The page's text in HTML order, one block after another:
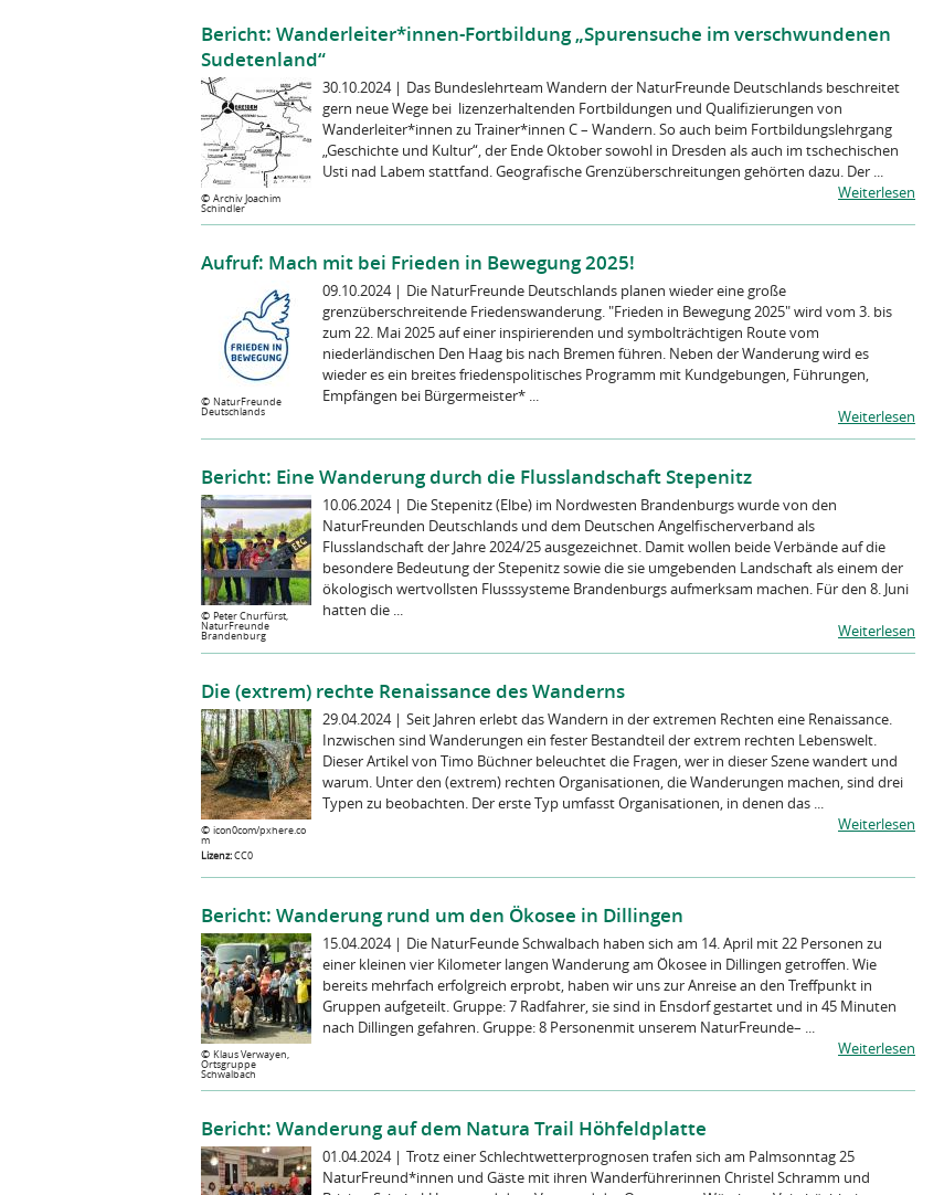
Bericht: Wanderleiter*innen-Fortbildung „Spurensuche im verschwundenen
Sudetenland“
© Archiv Joachim
Schindler
30.10.2024| Das Bundeslehrteam Wandern der NaturFreunde Deutschlands beschreitet
gern neue Wege bei lizenzerhaltenden Fortbildungen und Qualifizierungen von
Wanderleiter*innen zu Trainer*innen C – Wandern. So auch beim Fortbildungslehrgang
„Geschichte und Kultur“, der Ende Oktober sowohl in Dresden als auch im tschechischen
Usti nad Labem stattfand. Geografische Grenzüberschreitungen gehörten dazu. Der ...
Weiterlesen
Aufruf: Mach mit bei Frieden in Bewegung 2025!
© NaturFreunde
Deutschlands
09.10.2024| Die NaturFreunde Deutschlands planen wieder eine große
grenzüberschreitende Friedenswanderung. "Frieden in Bewegung 2025" wird vom 3. bis
zum 22. Mai 2025 auf einer inspirierenden und symbolträchtigen Route vom
niederländischen Den Haag bis nach Bremen führen. Neben der Wanderung wird es
wieder es ein breites friedenspolitisches Programm mit Kundgebungen, Führungen,
Empfängen bei Bürgermeister* ...
Weiterlesen
Bericht: Eine Wanderung durch die Flusslandschaft Stepenitz
© Peter Churfürst,
NaturFreunde
Brandenburg
10.06.2024| Die Stepenitz (Elbe) im Nordwesten Brandenburgs wurde von den
NaturFreunden Deutschlands und dem Deutschen Angelfischerverband als
Flusslandschaft der Jahre 2024/25 ausgezeichnet. Damit wollen beide Verbände auf die
besondere Bedeutung der Stepenitz sowie die sie umgebenden Landschaft als einem der
ökologisch wertvollsten Flusssysteme Brandenburgs aufmerksam machen. Für den 8. Juni
hatten die ...
Weiterlesen
Die (extrem) rechte Renaissance des Wanderns
© icon0com/pxhere.co
m
Lizenz:CC0
29.04.2024| Seit Jahren erlebt das Wandern in der extremen Rechten eine Renaissance.
Inzwischen sind Wanderungen ein fester Bestandteil der extrem rechten Lebenswelt.
Dieser Artikel von Timo Büchner beleuchtet die Fragen, wer in dieser Szene wandert und
warum. Unter den (extrem) rechten Organisationen, die Wanderungen machen, sind drei
Typen zu beobachten. Der erste Typ umfasst Organisationen, in denen das ...
Weiterlesen
Bericht: Wanderung rund um den Ökosee in Dillingen
© Klaus Verwayen,
Ortsgruppe
Schwalbach
15.04.2024| Die NaturFeunde Schwalbach haben sich am 14. April mit 22 Personen zu
einer kleinen vier Kilometer langen Wanderung am Ökosee in Dillingen getroffen. Wie
bereits mehrfach erfolgreich erprobt, haben wir uns zur Anreise an den Treffpunkt in
Gruppen aufgeteilt. Gruppe: 7 Radfahrer, sie sind in Ensdorf gestartet und in 45 Minuten
nach Dillingen gefahren. Gruppe: 8 Personenmit unserem NaturFreunde– ...
Weiterlesen
Bericht: Wanderung auf dem Natura Trail Höhfeldplatte
01.04.2024| Trotz einer Schlechtwetterprognosen trafen sich am Palmsonntag 25
NaturFreund*innen und Gäste mit ihren Wanderführerinnen Christel Schramm und